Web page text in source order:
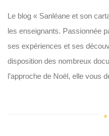
Le blog « Sanléane et son
les enseignants. Passionnée
ses expériences et ses
disposition des nombreux
l’approche de Noël, elle vous